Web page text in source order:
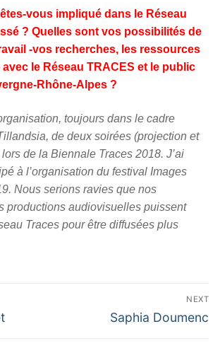
vous impliqué dans le Réseau
? Quelles sont vos possibilités de
-vos recherches, les ressources
le Réseau TRACES et le public
Rhône-Alpes ?
toujours dans le cadre
de deux soirées (projection et
de la Biennale Traces 2018. J’ai
à l’organisation du festival Images
Nous serions ravies que nos
productions audiovisuelles puissent
Traces pour être diffusées plus
NEXT
Next
Saphia Doumenc